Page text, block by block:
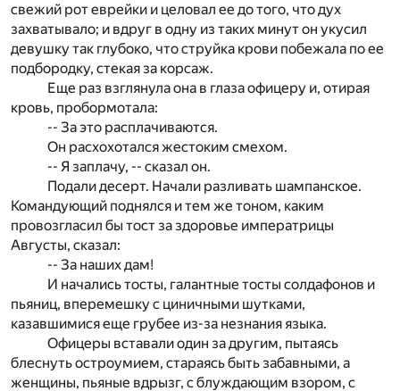
свежий рот еврейки и целовал ее до того, что дух
захватывало; и вдруг в одну из таких минут он укусил
девушку так глубоко, что струйка крови побежала по ее
подбородку, стекая за корсаж.
Еще раз взглянула она в глаза офицеру и, отирая
кровь, пробормотала:
-- За это расплачиваются.
Он расхохотался жестоким смехом.
-- Я заплачу, -- сказал он.
Подали десерт. Начали разливать шампанское.
Командующий поднялся и тем же тоном, каким
провозгласил бы тост за здоровье императрицы
Августы, сказал:
-- За наших дам!
И начались тосты, галантные тосты солдафонов и
пьяниц, вперемешку с циничными шутками,
казавшимися еще грубее из-за незнания языка.
Офицеры вставали один за другим, пытаясь
блеснуть остроумием, стараясь быть забавными, а
женщины, пьяные вдрызг, с блуждающим взором, с